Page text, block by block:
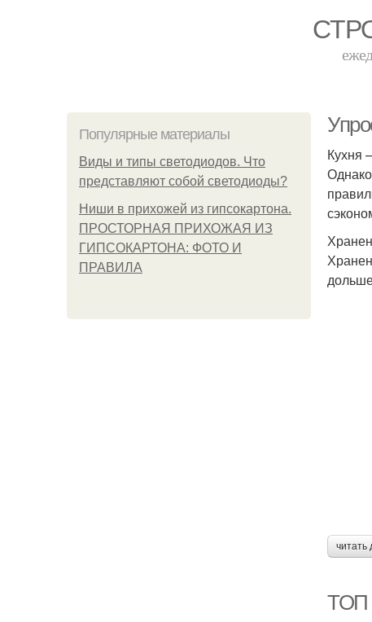
Популярные материалы
Виды и типы светодиодов. Что
представляют собой светодиоды?
Ниши в прихожей из гипсокартона.
ПРОСТОРНАЯ ПРИХОЖАЯ ИЗ
ГИПСОКАРТОНА: ФОТО И
ПРАВИЛА
Кухня
ТОП